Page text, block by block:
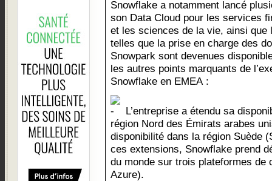
Snowflake a notamment lancé
son Data Cloud pour les services
et les sciences de la vie, ainsi
telles que la prise en charge des
Snowpark sont devenues
les autres points marquants de
Snowflake en EMEA :
L’entreprise a étendu sa
région Nord des Émirats arabes
disponibilité dans la région Suède
ces extensions, Snowflake prend
du monde sur trois plateformes de
Azure).